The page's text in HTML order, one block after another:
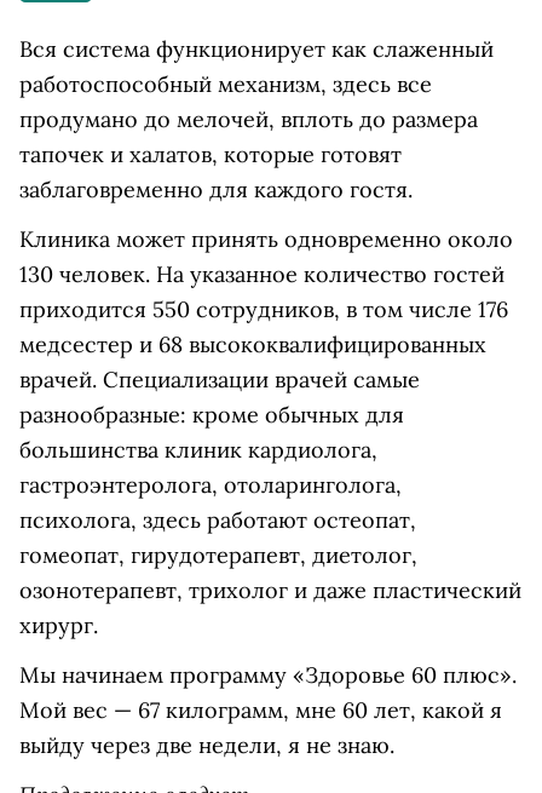
Вся система функционирует как слаженный
работоспособный механизм, здесь все
продумано до мелочей, вплоть до размера
тапочек и халатов, которые готовят
заблаговременно для каждого гостя.
Клиника может принять одновременно около
130 человек. На указанное количество гостей
приходится 550 сотрудников, в том числе 176
медсестер и 68 высококвалифицированных
врачей. Специализации врачей самые
разнообразные: кроме обычных для
большинства клиник кардиолога,
гастроэнтеролога, отоларинголога,
психолога, здесь работают остеопат,
гомеопат, гирудотерапевт, диетолог,
озонотерапевт, трихолог и даже пластический
хирург.
Мы начинаем программу «Здоровье 60 плюс».
Мой вес — 67 килограмм, мне 60 лет, какой я
выйду через две недели, я не знаю.